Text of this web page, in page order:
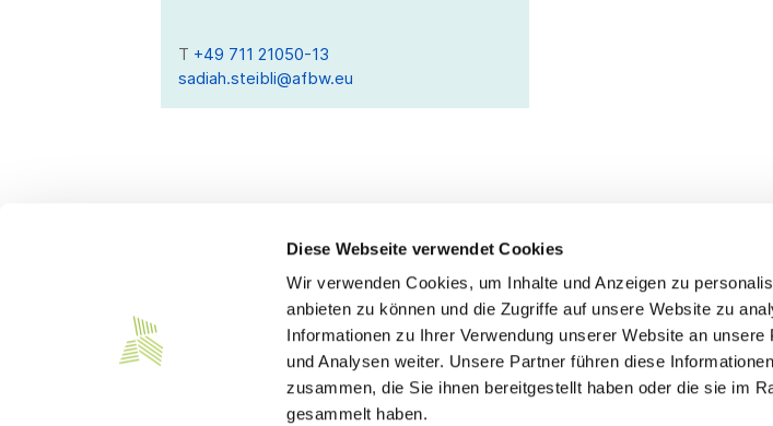
Diese Webseite verwendet Cookies
Wir verwenden Cookies, um Inhalte und Anzeigen zu
anbieten zu können und die Zugriffe auf unsere Website zu
Informationen zu Ihrer Verwendung unserer Website an
und Analysen weiter. Unsere Partner führen diese
zusammen, die Sie ihnen bereitgestellt haben oder die sie im
gesammelt haben.
T +49 711 21050-13
sadiah.steibli@afbw.eu
Südwesttextil e. V.
Türlenstraße 6
Service
Impressum
Datenschutz